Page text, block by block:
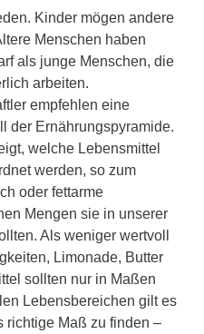
Kinder mögen andere
Menschen haben
als junge Menschen, die
arbeiten.
empfehlen eine
der Ernährungspyramide.
welche Lebensmittel
werden, so zum
oder fettarme
Mengen sie in unserer
Als weniger wertvoll
Limonade, Butter
sollten nur in Maßen
Lebensbereichen gilt es
richtige Maß zu finden –